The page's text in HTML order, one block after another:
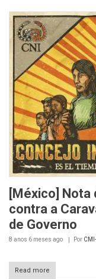
[México]
contra a
de Governo
8 anos 6 meses ago Por
Read more